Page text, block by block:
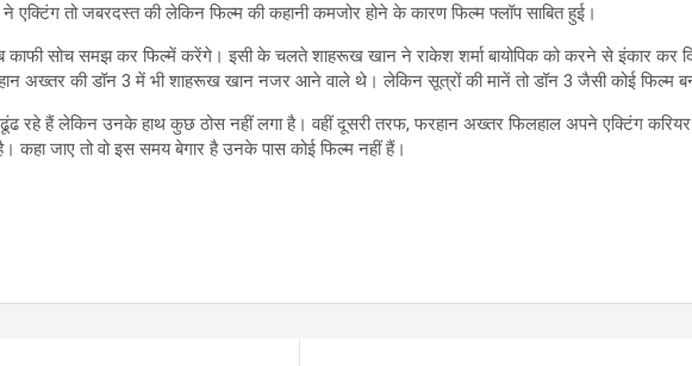
एक्टिंग तो जबरदस्त की लेकिन फिल्म की कहानी कमजोर होने के कारण फिल्म फ्लॉप साबित हुई।
काफी सोच समझ कर फिल्में करेंगे। इसी के चलते शाहरूख खान ने राकेश शर्मा बायोपिक को करने से इंकार कर
अख्तर की डॉन 3 में भी शाहरूख खान नजर आने वाले थे। लेकिन सूत्रों की मानें तो डॉन 3 जैसी कोई फिल्म बन
हैं लेकिन उनके हाथ कुछ ठोस नहीं लगा है। वहीं दूसरी तरफ, फरहान अख्तर फिलहाल अपने एक्टिंग करियर
जाए तो वो इस समय बेगार है उनके पास कोई फिल्म नहीं हैं।